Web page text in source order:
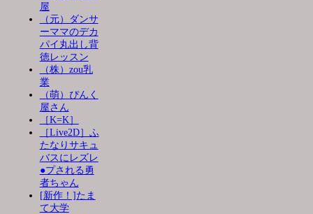
屋
（元）ダンサ
ーママのデカ
パイ丸出し背
徳レッスン
（株）zou乳
業
（萌）ぴんく
屋さん
［K=K］
［Live2D］ふ
たなりサキュ
バスにレズレ
●プされる勇
者ちゃん
[新作！]たま
て大学